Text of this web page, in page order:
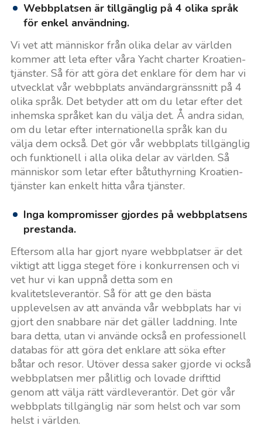
Webbplatsen är tillgänglig på 4 olika språk
för enkel användning.
Vi vet att människor från olika delar av världen
kommer att leta efter våra Yacht charter Kroatien-
tjänster. Så för att göra det enklare för dem har vi
utvecklat vår webbplats användargränssnitt på 4
olika språk. Det betyder att om du letar efter det
inhemska språket kan du välja det. Å andra sidan,
om du letar efter internationella språk kan du
välja dem också. Det gör vår webbplats tillgänglig
och funktionell i alla olika delar av världen. Så
människor som letar efter båtuthyrning Kroatien-
tjänster kan enkelt hitta våra tjänster.
Inga kompromisser gjordes på webbplatsens
prestanda.
Eftersom alla har gjort nyare webbplatser är det
viktigt att ligga steget före i konkurrensen och vi
vet hur vi kan uppnå detta som en
kvalitetsleverantör. Så för att ge den bästa
upplevelsen av att använda vår webbplats har vi
gjort den snabbare när det gäller laddning. Inte
bara detta, utan vi använde också en professionell
databas för att göra det enklare att söka efter
båtar och resor. Utöver dessa saker gjorde vi också
webbplatsen mer pålitlig och lovade drifttid
genom att välja rätt värdleverantör. Det gör vår
webbplats tillgänglig när som helst och var som
helst i världen.